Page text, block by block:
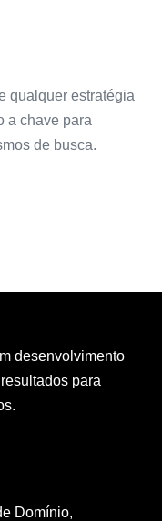
qualquer estratégia
a chave para
de busca.
desenvolvimento
para
Domínio,